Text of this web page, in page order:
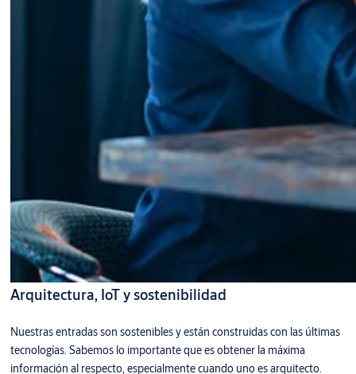
Arquitectura, IoT y sostenibilidad
Nuestras entradas son sostenibles y están construidas con las últimas
tecnologías. Sabemos lo importante que es obtener la máxima
información al respecto, especialmente cuando uno es arquitecto.